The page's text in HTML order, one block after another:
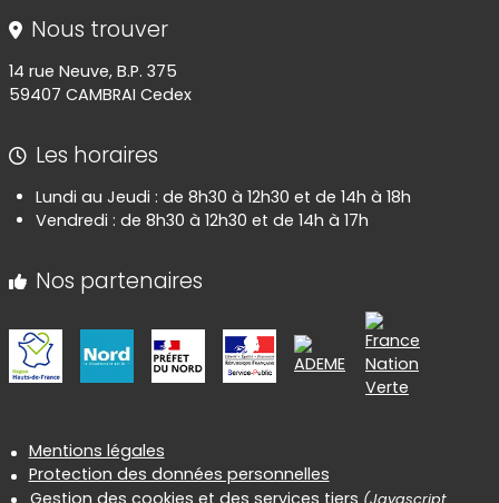
Nous trouver
14 rue Neuve, B.P. 375
59407 CAMBRAI Cedex
Les horaires
Lundi au Jeudi : de 8h30 à 12h30 et de 14h à 18h
Vendredi : de 8h30 à 12h30 et de 14h à 17h
Nos partenaires
Informations réglementaires
Mentions légales
Protection des données personnelles